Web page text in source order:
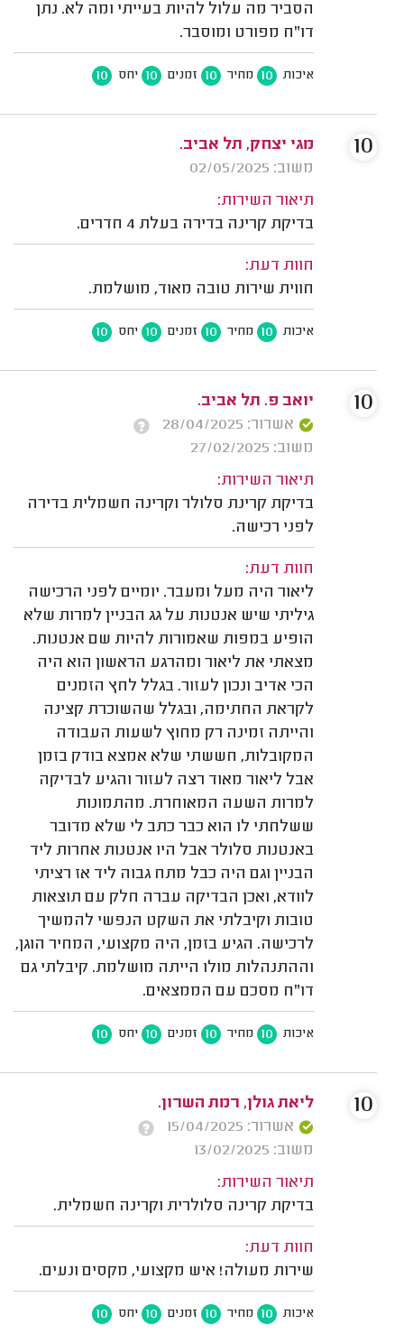
הסביר מה עלול להיות בעייתי ומה לא. נתן
דו"ח מפורט ומוסבר.
איכות 10 מחיר 10 זמנים 10 יחס 10
מגי יצחק, תל אביב.
משוב: 02/05/2025
תיאור השירות:
בדיקת קרינה בדירה בעלת 4 חדרים.
חוות דעת:
חווית שירות טובה מאוד, מושלמת.
איכות 10 מחיר 10 זמנים 10 יחס 10
10
יואב פ. תל אביב.
אשרור: 28/04/2025
משוב: 27/02/2025
תיאור השירות:
בדיקת קרינת סלולר וקרינה חשמלית בדירה
לפני רכישה.
חוות דעת:
ליאור היה מעל ומעבר. יומיים לפני הרכישה
גיליתי שיש אנטנות על גג הבניין למרות שלא
הופיע במפות שאמורות להיות שם אנטנות.
מצאתי את ליאור ומהרגע הראשון הוא היה
הכי אדיב ונכון לעזור. בגלל לחץ הזמנים
לקראת החתימה, ובגלל שהשוכרת קצינה
והייתה זמינה רק מחוץ לשעות העבודה
המקובלות, חששתי שלא אמצא בודק בזמן
אבל ליאור מאוד רצה לעזור והגיע לבדיקה
למרות השעה המאוחרת. מהתמונות
ששלחתי לו הוא כבר כתב לי שלא מדובר
באנטנות סלולר אבל היו אנטנות אחרות ליד
הבניין וגם היה כבל מתח גבוה ליד אז רציתי
לוודא, ואכן הבדיקה עברה חלק עם תוצאות
טובות וקיבלתי את השקט הנפשי להמשיך
לרכישה. הגיע בזמן, היה מקצועי, המחיר הוגן,
וההתנהלות מולו הייתה מושלמת. קיבלתי גם
דו"ח מסכם עם הממצאים.
איכות 10 מחיר 10 זמנים 10 יחס 10
10
ליאת גולן, רמת השרון.
אשרור: 15/04/2025
משוב: 13/02/2025
תיאור השירות:
בדיקת קרינה סלולרית וקרינה חשמלית.
חוות דעת:
שירות מעולה! איש מקצועי, מקסים ונעים.
איכות 10 מחיר 10 זמנים 10 יחס 10
10